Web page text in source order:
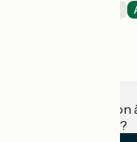
Une
établissement ?